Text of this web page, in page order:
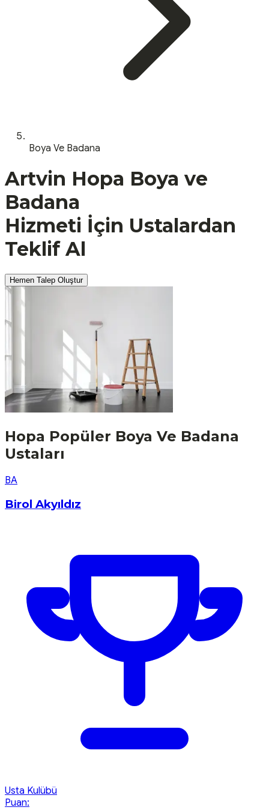
Boya Ve Badana
Artvin Hopa Boya ve
Badana
Hizmeti İçin Ustalardan
Teklif Al
Hemen Talep Oluştur
Hopa Popüler Boya Ve Badana
Ustaları
BA
Birol Akyıldız
Usta Kulübü
Puan: